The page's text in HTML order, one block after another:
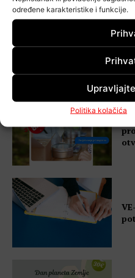
određene karakteristike i funkcije.
Politika kolačića